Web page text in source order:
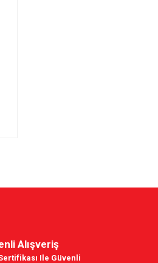
Alışveriş
Ile Güvenli